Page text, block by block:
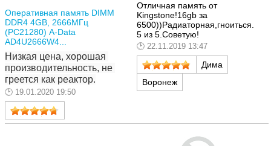
Оперативная память DIMM
DDR4 4GB, 2666МГц
(PC21280) A-Data
AD4U2666W4...
Низкая цена, хорошая
производительность, не
греется как реактор.
19.01.2020 19:50
Отличная память от
Kingstone!16gb за
6500))Радиаторная,гноиться.
5 из 5.Советую!
22.11.2019 13:47
Дима
Воронеж